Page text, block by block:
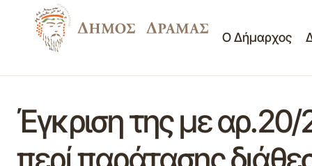
Ο Δήμαρχος
Έγκριση της με
περί παράτασης